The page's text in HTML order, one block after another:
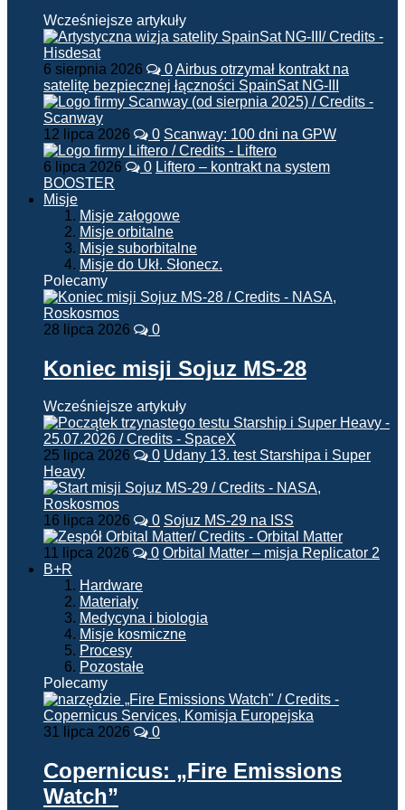
Wcześniejsze artykuły
6 sierpnia 2026 0Airbus otrzymał kontrakt na
satelitę bezpiecznej łączności SpainSat NG-III
12 lipca 2026 0 Scanway: 100 dni na GPW
6 lipca 2026 0 Liftero – kontrakt na system
BOOSTER
Misje
Misje załogowe
Misje orbitalne
Misje suborbitalne
Misje do Ukł. Słonecz.
Polecamy
28 lipca 2026 0
Koniec misji Sojuz MS-28
Wcześniejsze artykuły
25 lipca 2026 0 Udany 13. test Starshipa i Super
Heavy
16 lipca 2026 0 Sojuz MS-29 na ISS
11 lipca 2026 0 Orbital Matter – misja Replicator 2
B+R
Hardware
Materiały
Medycyna i biologia
Misje kosmiczne
Procesy
Pozostałe
Polecamy
31 lipca 2026 0
Copernicus: „Fire Emissions
Watch”